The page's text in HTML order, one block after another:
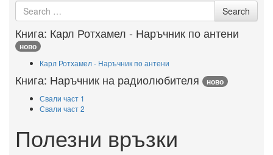
Search
for
Search
Книга: Карл Ротхамел - Наръчник по антени
ново
Карл Ротхамел - Наръчник по антени
Книга: Наръчник на радиолюбителя ново
Свали част 1
Свали част 2
Полезни връзки